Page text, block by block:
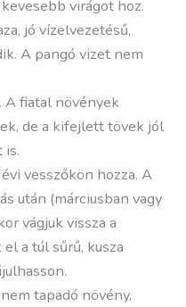
virágot hoz.
jó vízelvezetésű,
A pangó vizet nem
fiatal növények
de a kifejlett tövek jól
is.
vesszőkön hozza. A
után (márciusban vagy
vágjuk vissza a
a túl sűrű, kusza
tapadó növény,